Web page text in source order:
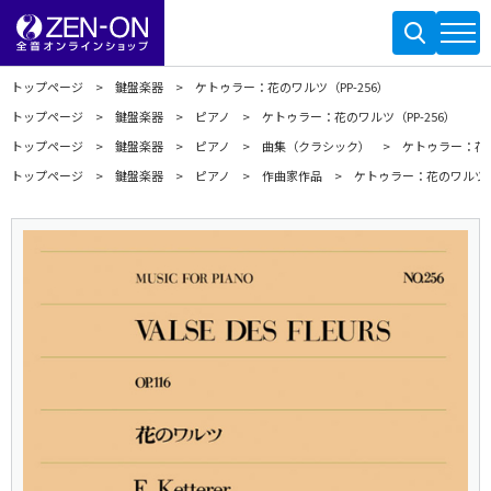
トップページ 鍵盤楽器
ケトゥラー：花のワルツ（PP-256）
トップページ
鍵盤楽器 ピアノ
ケトゥラー：花のワルツ（PP-256）
トップページ
鍵盤楽器 ピアノ 曲集（クラシック）
ケトゥラー：花
トップページ
鍵盤楽器 ピアノ 作曲家作品 ケトゥラー：花のワルツ